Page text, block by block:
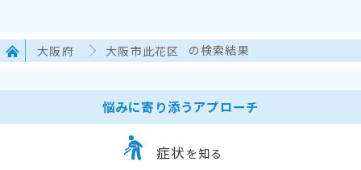
大阪府 大阪市此花区 の検索結果
悩みに寄り添うアプローチ
症状 を知る